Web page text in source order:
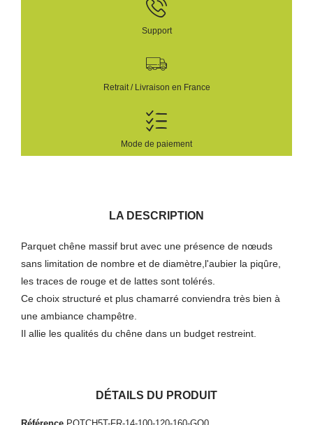
Support
Retrait / Livraison en France
Mode de paiement
LA DESCRIPTION
Parquet chêne massif brut avec une présence de nœuds
sans limitation de nombre et de diamètre,l'aubier la piqûre,
les traces de rouge et de lattes sont tolérés.
Ce choix structuré et plus chamarré conviendra très bien à
une ambiance champêtre.
Il allie les qualités du chêne dans un budget restreint.
DÉTAILS DU PRODUIT